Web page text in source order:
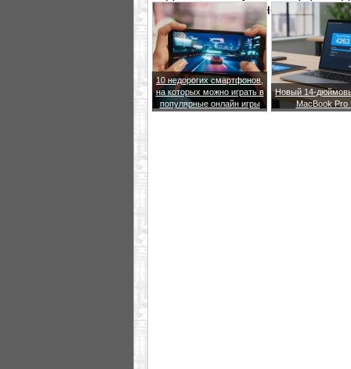
на двух руках одновременно.
10 недорогих смартфонов,
на которых можно играть в
популярные онлайн игры
Новый 14-
MacBook Pro